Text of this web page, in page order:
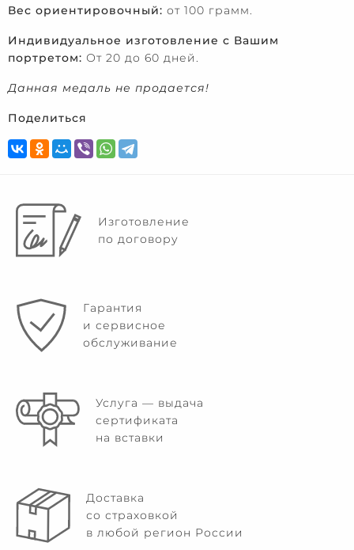
Вес ориентировочный: от 100 грамм.
Индивидуальное изготовление с Вашим
портретом: От 20 до 60 дней.
Данная медаль не продается!
Поделиться
Изготовление
по договору
Гарантия
и сервисное
обслуживание
Услуга — выдача
сертификата
на вставки
Доставка
со страховкой
в любой регион России